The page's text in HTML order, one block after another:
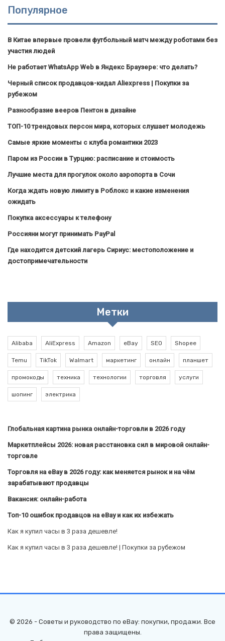
Популярное
В Китае впервые провели футбольный матч между роботами без
участия людей
Не работает WhatsApp Web в Яндекс Браузере: что делать?
Черный список продавцов-кидал Aliexpress | Покупки за
рубежом
Разнообразие вееров Пентон в дизайне
ТОП-10 трендовых персон мира, которых слушает молодежь
Самые яркие моменты с клуба романтики 2023
Паром из России в Турцию: расписание и стоимость
Лучшие места для прогулок около аэропорта в Сочи
Когда ждать новую лимиту в Роблокс и какие изменения
ожидать
Покупка аксессуары к телефону
Россияни могут принимать PayPal
Где находится детский лагерь Сириус: местоположение и
достопримечательности
Метки
Alibaba AliExpress Amazon eBay SEO Shopee
Temu TikTok Walmart маркетинг онлайн планшет
промокоды техника технологии торговля услуги
шопинг электрика
Глобальная картина рынка онлайн-торговли в 2026 году
Маркетплейсы 2026: новая расстановка сил в мировой онлайн-
торговле
Торговля на eBay в 2026 году: как меняется рынок и на чём
зарабатывают продавцы
Вакансия: онлайн-работа
Топ-10 ошибок продавцов на eBay и как их избежать
Как я купил часы в 3 раза дешевле!
Как я купил часы в 3 раза дешевле! | Покупки за рубежом
© 2026 - Советы и руководство по eBay: покупки, продажи. Все
права защищены.